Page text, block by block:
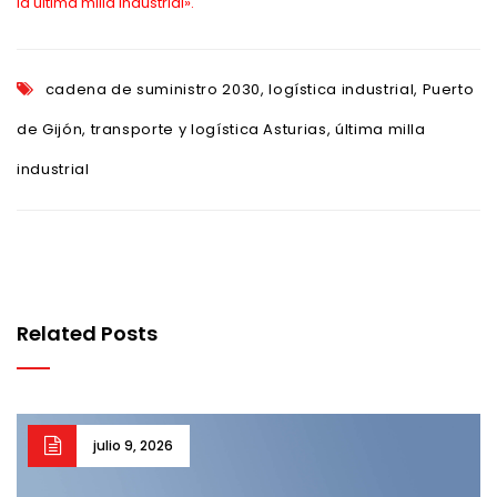
cadena de suministro 2030,logística industrial, Puerto
de Gijón,transporte y logística Asturias, última milla
industrial
Related Posts
julio 9, 2026